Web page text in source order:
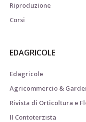
Riproduzione
Corsi
EDAGRICOLE
Edagricole
Agricommercio &
Rivista di Orticoltura e
Il Contoterzista